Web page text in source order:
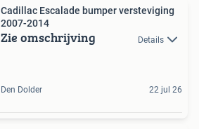
Cadillac Escalade bumper versteviging
2007-2014
Zie omschrijving Details
Den Dolder 22 jul 26